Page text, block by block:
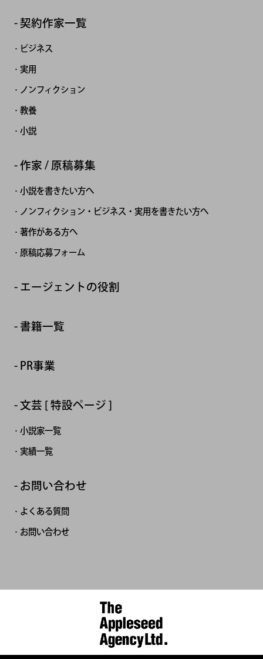
契約作家一覧
ビジネス
実用
ノンフィクション
教養
小説
作家 / 原稿募集
小説を書きたい方へ
ノンフィクション・ビジネス・実用を書きたい方へ
著作がある方へ
原稿応募フォーム
エージェントの役割
書籍一覧
PR事業
文芸 [ 特設ページ ]
小説家一覧
実績一覧
お問い合わせ
よくある質問
お問い合わせ